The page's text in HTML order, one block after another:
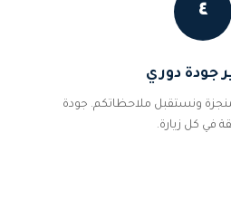
٤
جودة دوري
ونستقبل ملاحظاتكم. جودة
في كل زيارة.